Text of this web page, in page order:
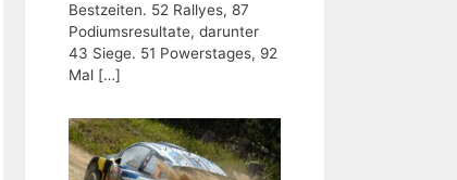
Bestzeiten. 52 Rallyes, 87
Podiumsresultate, darunter
43 Siege. 51 Powerstages, 92
Mal […]